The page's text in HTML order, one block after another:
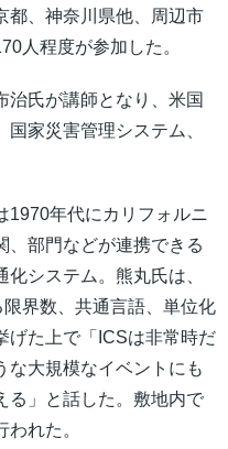
都、神奈川県他、周辺市
人程度が参加した。
治氏が講師となり、米国
家災害管理システム、
1970年代にカリフォルニ
、部門などが連携できる
システム。熊丸氏は、
界数、共通言語、単位化
げた上で「ICSは非常時だ
な大規模なイベントにも
る」と話した。敷地内で
れた。